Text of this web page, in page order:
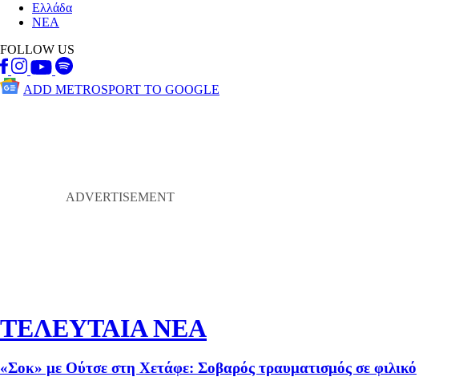
Ελλάδα
ΝΕΑ
FOLLOW US
ADD METROSPORT TO GOOGLE
ΤΕΛΕΥΤΑΙΑ ΝΕΑ
«Σοκ» με Ούτσε στη Χετάφε: Σοβαρός τραυματισμός σε φιλικό